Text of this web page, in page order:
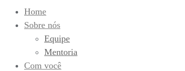
Home
Sobre nós
Equipe
Mentoria
Com você